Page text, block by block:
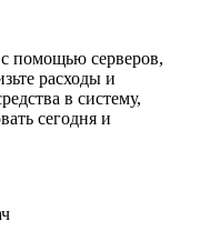
помощью серверов,
расходы и
в систему,
сегодня и